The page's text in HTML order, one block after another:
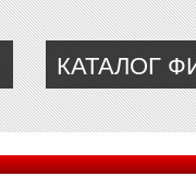
КАТАЛОГ